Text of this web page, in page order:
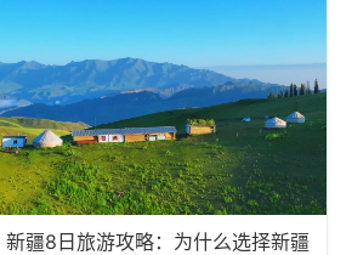
新疆8日旅游攻略：为什么选择新疆